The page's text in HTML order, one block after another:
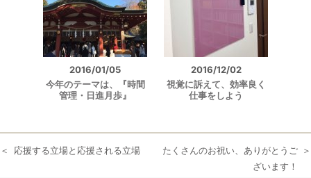
2016/01/05
今年のテーマは、『時間
管理・日進月歩』
2016/12/02
視覚に訴えて、効率良く
仕事をしよう
応援する立場と応援される立場
たくさんのお祝い、ありがとうご
ざいます！